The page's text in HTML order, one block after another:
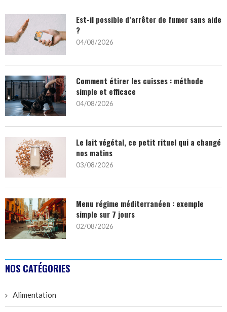
Est-il possible d’arrêter de fumer sans aide
?
04/08/2026
Comment étirer les cuisses : méthode
simple et efficace
04/08/2026
Le lait végétal, ce petit rituel qui a changé
nos matins
03/08/2026
Menu régime méditerranéen : exemple
simple sur 7 jours
02/08/2026
NOS CATÉGORIES
Alimentation